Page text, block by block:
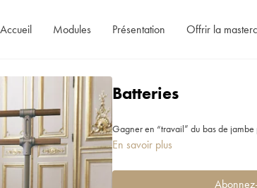
Accueil Modules Présentation Offrir la
Batteries
Gagner en “travail” du bas de
En savoir plus